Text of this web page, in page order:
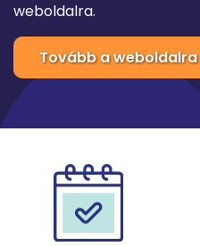
weboldalra.
Tovább a weboldalra